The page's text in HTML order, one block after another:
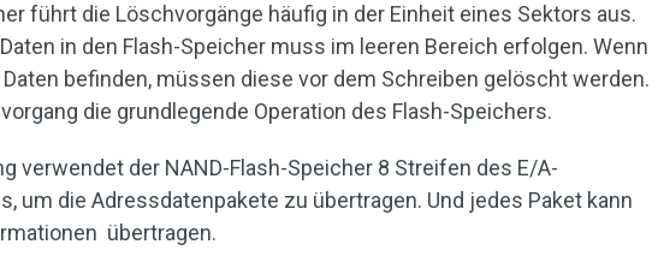
führt die Löschvorgänge häufig in der Einheit eines Sektors aus.
in den Flash-Speicher muss im leeren Bereich erfolgen. Wenn
befinden, müssen diese vor dem Schreiben gelöscht werden.
die grundlegende Operation des Flash-Speichers.
verwendet der NAND-Flash-Speicher 8 Streifen des E/A-
um die Adressdatenpakete zu übertragen. Und jedes Paket kann
übertragen.